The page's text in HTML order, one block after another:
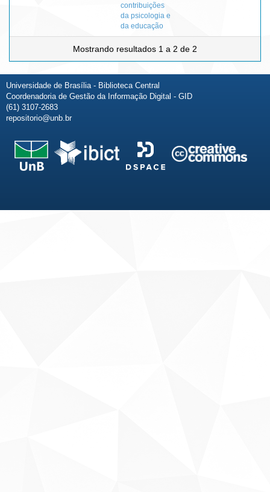
contribuições
da psicologia e
da educação
Mostrando resultados 1 a 2 de 2
Universidade de Brasília - Biblioteca Central
Coordenadoria de Gestão da Informação Digital - GID
(61) 3107-2683
repositorio@unb.br